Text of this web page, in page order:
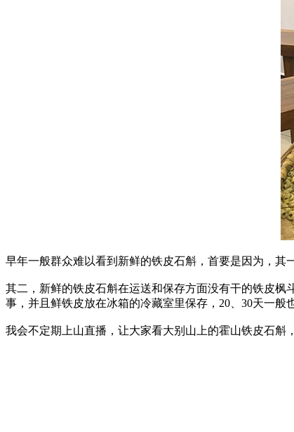
早年一般群众难以看到新鲜的铁皮石斛，首要是因为，其
其二，新鲜的铁皮石斛在运送和保存方面没有干的铁皮
事，并且鲜铁皮放在冰箱的冷藏室里保存，20、30天一般
我会不定期上山直播，让大家看大别山上的霍山铁皮石斛